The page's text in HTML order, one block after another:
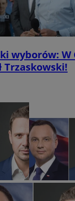
wyborów: W
Trzaskowski!